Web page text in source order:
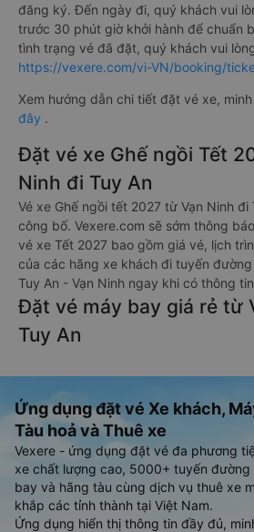
đăng ký. Đến ngày đi, quý khách vui
trước 30 phút giờ khởi hành để chuẩn
tình trạng vé đã đặt, quý khách vui
https://vexere.com/vi-VN/booking/
Xem hướng dẫn chi tiết đặt vé xe,
đây .
Đặt vé xe Ghế ngồi Tết
Ninh đi Tuy An
Vé xe Ghế ngồi tết 2027 từ Vạn Ninh
công bố. Vexere.com sẽ sớm thông
vé xe Tết 2027 bao gồm giá vé, lịch
của các hãng xe khách đi tuyến đường
Tuy An - Vạn Ninh ngay khi có thông
Đặt vé máy bay giá rẻ từ
Tuy An
Ứng dụng đặt vé Xe khách,
Tàu hoả và Thuê xe
Vexere - ứng dụng đặt vé đa phương
xe chất lượng cao, 5000+ tuyến
bay và hãng tàu cùng dịch vụ thuê xe
khắp các tỉnh thành tại Việt Nam.
Ứng dụng hiển thị thông tin đầy đủ,